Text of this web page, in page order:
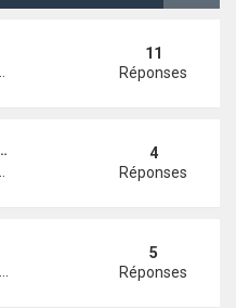
11
Réponses
4
Réponses
5
Réponses